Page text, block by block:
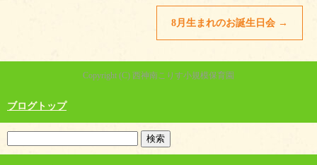
8月生まれのお誕生日会 →
Copyright (C) 西神南こりす小規模保育園
ブログトップ